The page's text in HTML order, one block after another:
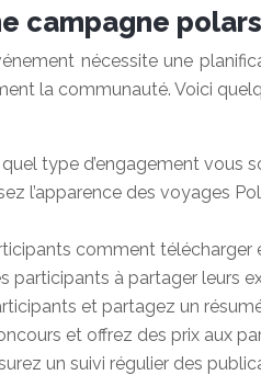
campagne
nécessite une
la communauté. Voici
type d’engagement vous
l’apparence des voyages
comment télécharger
participants à partager leurs
et partagez un
et offrez des prix aux
un suivi régulier des